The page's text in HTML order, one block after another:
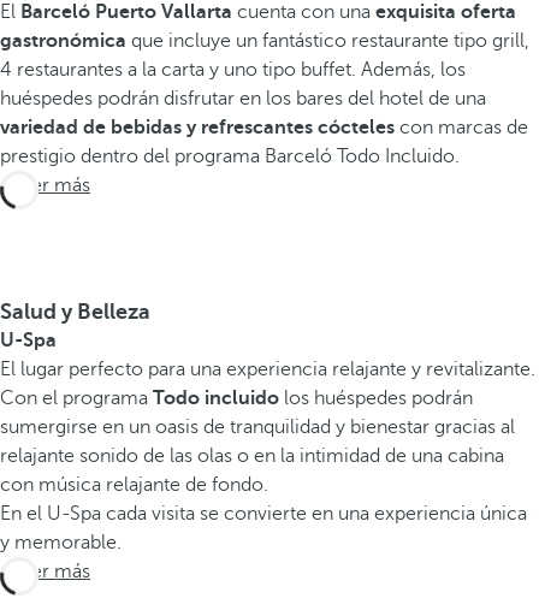
El Barceló Puerto Vallarta cuenta con una exquisita oferta
gastronómica que incluye un fantástico restaurante tipo grill,
4 restaurantes a la carta y uno tipo buffet. Además, los
huéspedes podrán disfrutar en los bares del hotel de una
variedad de bebidas y refrescantes cócteles con marcas de
prestigio dentro del programa Barceló Todo Incluido.
Saber más
Salud y Belleza
U-Spa
El lugar perfecto para una experiencia relajante y revitalizante.
Con el programa Todo incluido los huéspedes podrán
sumergirse en un oasis de tranquilidad y bienestar gracias al
relajante sonido de las olas o en la intimidad de una cabina
con música relajante de fondo.
En el U-Spa cada visita se convierte en una experiencia única
y memorable.
Saber más